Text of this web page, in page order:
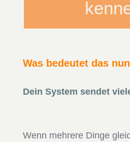
Was bedeutet das
Dein System sendet
Wenn mehrere Dinge